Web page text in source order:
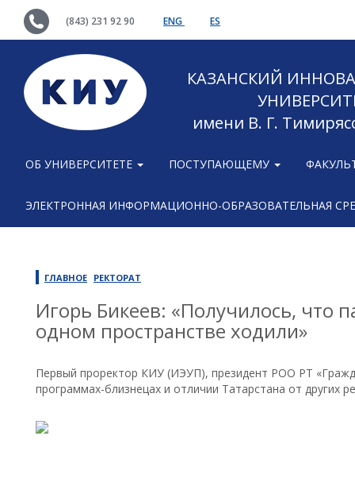
(843) 231 92 90 ENG ES
КАЗАНСКИЙ
имени В. Г.
ОБ УНИВЕРСИТЕТЕ ПОСТУПАЮЩЕМУ
ЭЛЕКТРОННАЯ ИНФОРМАЦИОННО-ОБРАЗОВАТЕЛЬНАЯ
ГЛАВНОЕ РЕКТОРАТ
Игорь Бикеев: «Получилось, что
одном пространстве ходили»
Первый проректор КИУ (ИЭУП), президент РОО РТ
программах-близнецах и отличии Татарстана от других